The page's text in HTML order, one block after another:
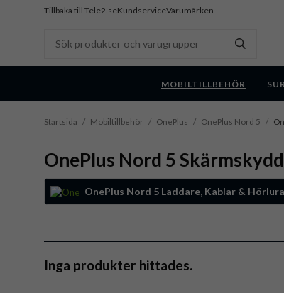
Tillbaka till Tele2.seKundserviceVarumärken
MOBILTILLBEHÖR
Startsida / Mobiltillbehör / OnePlus / OnePlus Nord 5 /
OnePlus Nord 5
OnePlus Nord 5 Laddare, Kablar &
Inga produkter hittades.